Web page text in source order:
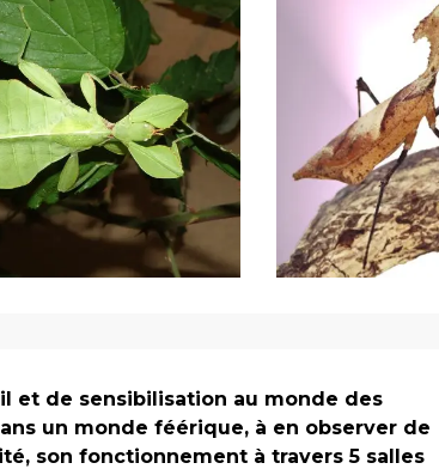
et de sensibilisation au monde des
un monde féérique, à en observer de
son fonctionnement à travers 5 salles